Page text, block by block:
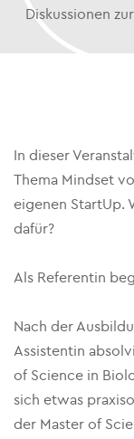
Diskussionen
In dieser
Thema Mindset
eigenen StartUp.
dafür?
Als Referentin
Nach der
Assistentin
of Science in
sich etwas
der Master of